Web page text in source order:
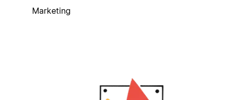
Marketing